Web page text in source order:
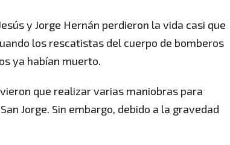
y Jorge Hernán perdieron la vida casi que
los rescatistas del cuerpo de bomberos
ya habían muerto.
que realizar varias maniobras para
Jorge. Sin embargo, debido a la gravedad